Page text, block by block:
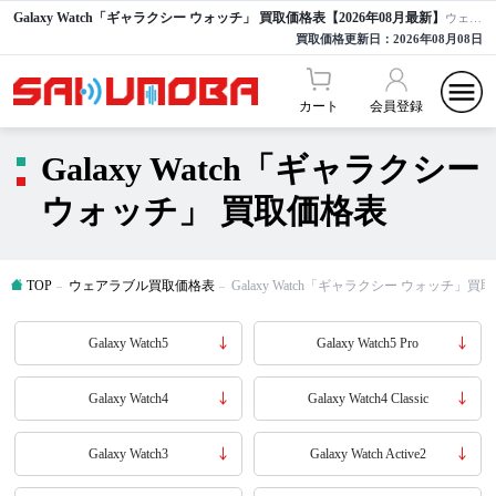
Galaxy Watch「ギャラクシー ウォッチ」 買取価格表【2026年08月最新】
買取価格更新日： 2026年08月08日
カート 会員登録
Galaxy Watch「ギャラクシー
ウォッチ」 買取価格表
TOP ウェアラブル買取価格表 Galaxy Watch「ギャラクシー ウォッチ」買
Galaxy Watch5 Galaxy Watch5 Pro
Galaxy Watch4 Galaxy Watch4 Classic
Galaxy Watch3 Galaxy Watch Active2